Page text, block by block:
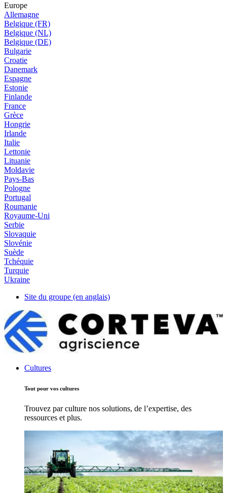
Europe
Allemagne
Belgique (FR)
Belgique (NL)
Belgique (DE)
Bulgarie
Croatie
Danemark
Espagne
Estonie
Finlande
France
Grèce
Hongrie
Irlande
Italie
Lettonie
Lituanie
Moldavie
Pays-Bas
Pologne
Portugal
Roumanie
Royaume-Uni
Serbie
Slovaquie
Slovénie
Suède
Tchéquie
Turquie
Ukraine
Site du groupe (en anglais)
Cultures
Tout pour vos cultures
Trouvez par culture nos solutions, de l’expertise, des
ressources et plus.